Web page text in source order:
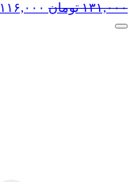
۱۳۱,۰۰۰ تومان ۱۱۶,۰۰۰